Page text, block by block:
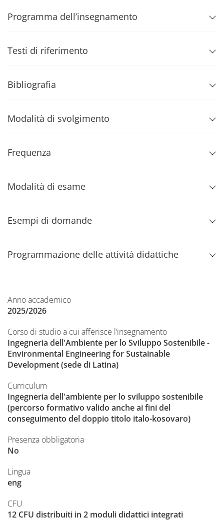
Programma dell’insegnamento
Testi di riferimento
Bibliografia
Modalità di svolgimento
Frequenza
Modalità di esame
Esempi di domande
Programmazione delle attività didattiche
Anno accademico
2025/2026
Corso di studio a cui afferisce l’insegnamento
Ingegneria dell'Ambiente per lo Sviluppo Sostenibile -
Environmental Engineering for Sustainable
Development (sede di Latina)
Curriculum
Ingegneria dell'ambiente per lo sviluppo sostenibile
(percorso formativo valido anche ai fini del
conseguimento del doppio titolo italo-kosovaro)
Presenza obbligatoria
No
Lingua
eng
CFU
12 CFU distribuiti in 2 moduli didattici integrati